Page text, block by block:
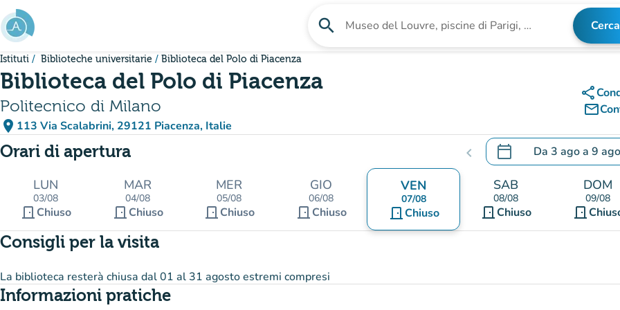
Vai al contenuto principale
search Cerca una struttura Cerca
Istituti Biblioteche universitarie Biblioteca del Polo di Piacenza
Biblioteca del Polo di Piacenza
Politecnico di Milano
place 113 Via Scalabrini, 29121 Piacenza, Italie
(apri in Google Maps)
(nuova scheda)
share
mail_outline
Orari di apertura chevron_left calendar_today Da 3 agoa 9 ago
.Aprire il calendario per
LUN
03/08
door_front Chiuso
MAR
04/08
door_front Chiuso
MER
05/08
door_front Chiuso
GIO
06/08
door_front Chiuso
VEN
07/08
door_front Chiuso
SAB
08/08
door_frontChiuso
DOM
09/08
door_front
Consigli per la visita
La biblioteca resterà chiusa dal 01 al 31 agosto estremi compresi
Informazioni pratiche